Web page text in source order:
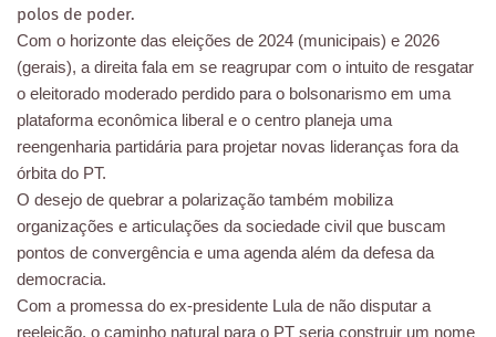
polos de poder.
Com o horizonte das eleições de 2024 (municipais) e 2026
(gerais), a direita fala em se reagrupar com o intuito de resgatar
o eleitorado moderado perdido para o bolsonarismo em uma
plataforma econômica liberal e o centro planeja uma
reengenharia partidária para projetar novas lideranças fora da
órbita do PT.
O desejo de quebrar a polarização também mobiliza
organizações e articulações da sociedade civil que buscam
pontos de convergência e uma agenda além da defesa da
democracia.
Com a promessa do ex-presidente Lula de não disputar a
reeleição, o caminho natural para o PT seria construir um nome